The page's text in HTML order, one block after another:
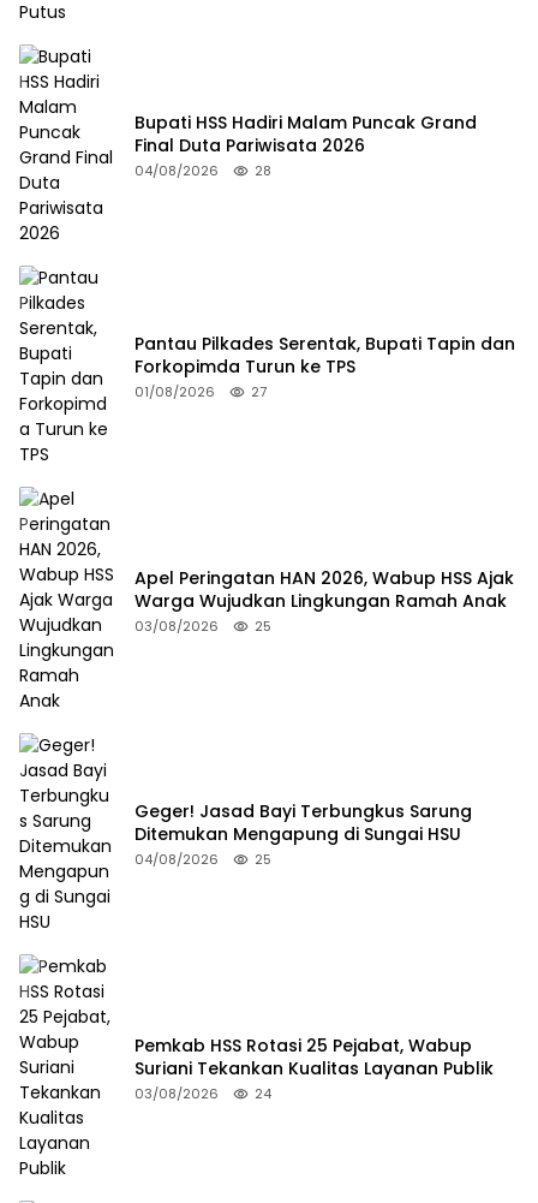
Bupati HSS Hadiri Malam Puncak Grand
Final Duta Pariwisata 2026
04/08/2026 28
Pantau Pilkades Serentak, Bupati Tapin dan
Forkopimda Turun ke TPS
01/08/2026 27
Apel Peringatan HAN 2026, Wabup HSS Ajak
Warga Wujudkan Lingkungan Ramah Anak
03/08/2026 25
Geger! Jasad Bayi Terbungkus Sarung
Ditemukan Mengapung di Sungai HSU
04/08/2026 25
Pemkab HSS Rotasi 25 Pejabat, Wabup
Suriani Tekankan Kualitas Layanan Publik
03/08/2026 24